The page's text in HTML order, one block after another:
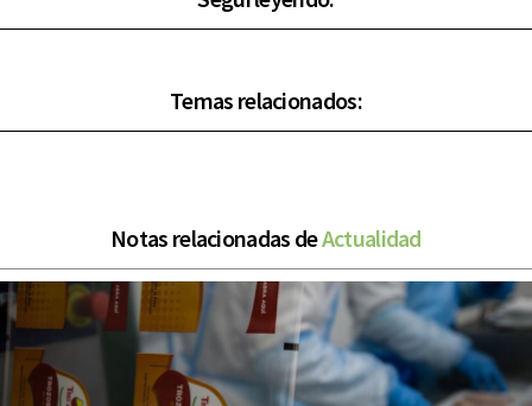
Temas relacionados:
Notas relacionadas deActualidad